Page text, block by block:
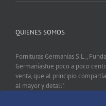
QUIENES SOMOS
Fornituras Germanías S.L.,
Germaníasfue poco a poco
venta, que al principio
al mayor y detall".